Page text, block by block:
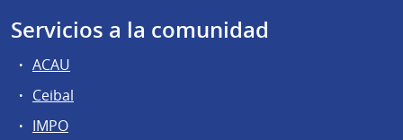
Servicios a la comunidad
ACAU
Ceibal
IMPO